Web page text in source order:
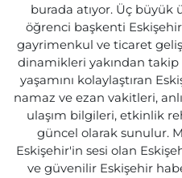
burada atıyor. Üç büyük
öğrenci başkenti
gayrimenkul ve ticaret
dinamikleri yakından takip
yaşamını kolaylaştıran
namaz ve ezan vakitleri,
ulaşım bilgileri, etkinlik
güncel olarak sunulur.
Eskişehir'in sesi olan
ve güvenilir Eskişehir